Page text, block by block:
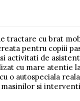
tractare cu brat
pentru copiii
activitati de
cu mare atentie
o autospeciala
si